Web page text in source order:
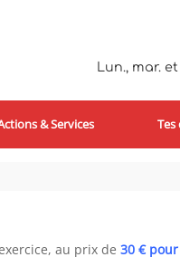
Lun., mar. et
& Services
au prix de 30 €